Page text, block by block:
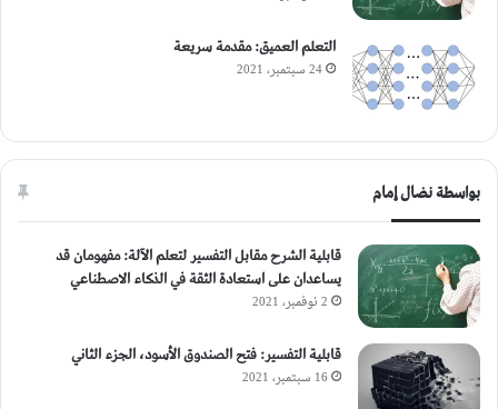
التعلم العميق: مقدمة سريعة
24 سبتمبر، 2021
بواسطة نضال إمام
قابلية الشرح مقابل التفسير لتعلم الآلة: مفهومان قد
يساعدان على استعادة الثقة في الذكاء الاصطناعي
2 نوفمبر، 2021
قابلية التفسير: فتح الصندوق الأسود، الجزء الثاني
16 سبتمبر، 2021